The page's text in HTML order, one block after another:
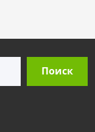
Поиск